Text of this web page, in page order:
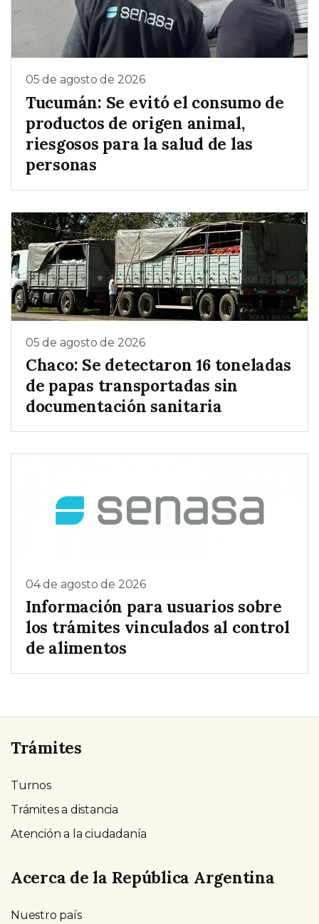
05 de agosto de 2026
Tucumán: Se evitó el consumo de
productos de origen animal,
riesgosos para la salud de las
personas
05 de agosto de 2026
Chaco: Se detectaron 16 toneladas
de papas transportadas sin
documentación sanitaria
04 de agosto de 2026
Información para usuarios sobre
los trámites vinculados al control
de alimentos
Trámites
Turnos
Trámites a distancia
Atención a la ciudadanía
Acerca de la República Argentina
Nuestro país